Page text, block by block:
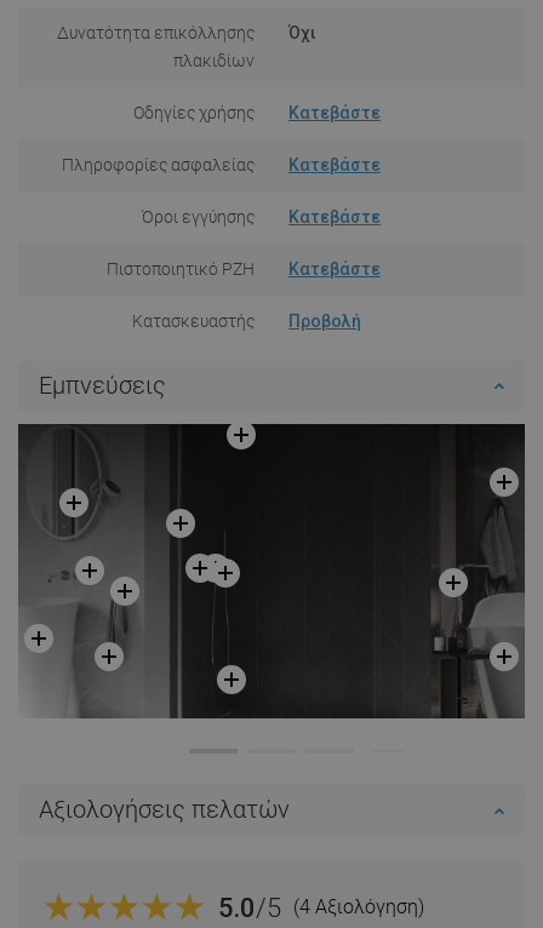
Δυνατότητα επικόλλησης
πλακιδίων
Όχι
Οδηγίες χρήσης Κατεβάστε
Πληροφορίες ασφαλείας Κατεβάστε
Όροι εγγύησης Κατεβάστε
Πιστοποιητικό PZH Κατεβάστε
Κατασκευαστής Προβολή
Εμπνεύσεις
Αξιολογήσεις πελατών
5.0/5 (4 Αξιολόγηση)